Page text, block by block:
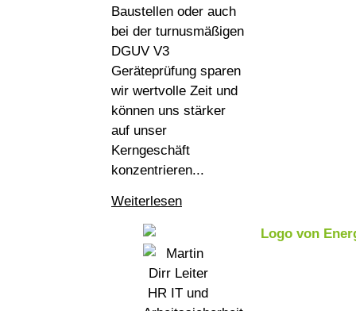
Baustellen oder auch
bei der turnusmäßigen
DGUV V3
Geräteprüfung sparen
wir wertvolle Zeit und
können uns stärker
auf unser
Kerngeschäft
konzentrieren...
Weiterlesen